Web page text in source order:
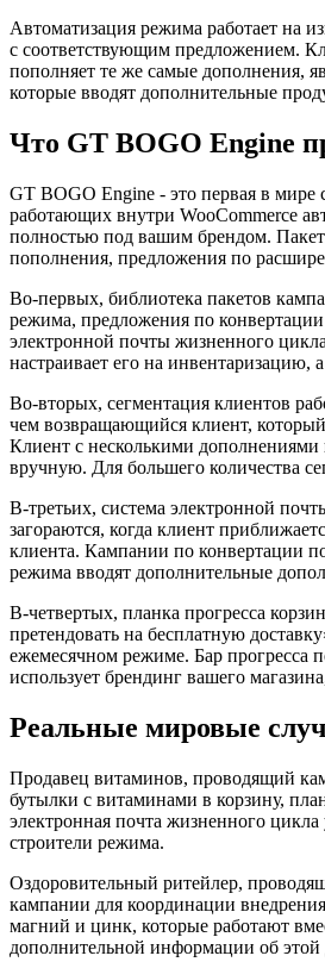
Автоматизация режима работает на
с соответствующим предложением.
пополняет те же самые дополнения,
которые вводят дополнительные
Что GT BOGO Engine
GT BOGO Engine - это первая в мире
работающих внутри WooCommerce
полностью под вашим брендом.
пополнения, предложения по
Во-первых, библиотека пакетов
режима, предложения по
электронной почты жизненного
настраивает его на инвентаризацию,
Во-вторых, сегментация клиентов
чем возвращающийся клиент,
Клиент с несколькими дополнениями
вручную. Для большего количества
В-третьих, система электронной
загораются, когда клиент
клиента. Кампании по конвертации
режима вводят дополнительные
В-четвертых, планка прогресса
претендовать на бесплатную
ежемесячном режиме. Бар прогресса
использует брендинг вашего
Реальные мировые
Продавец витаминов, проводящий
бутылки с витаминами в корзину,
электронная почта жизненного
строители режима.
Оздоровительный ритейлер,
кампании для координации
магний и цинк, которые работают
дополнительной информации об